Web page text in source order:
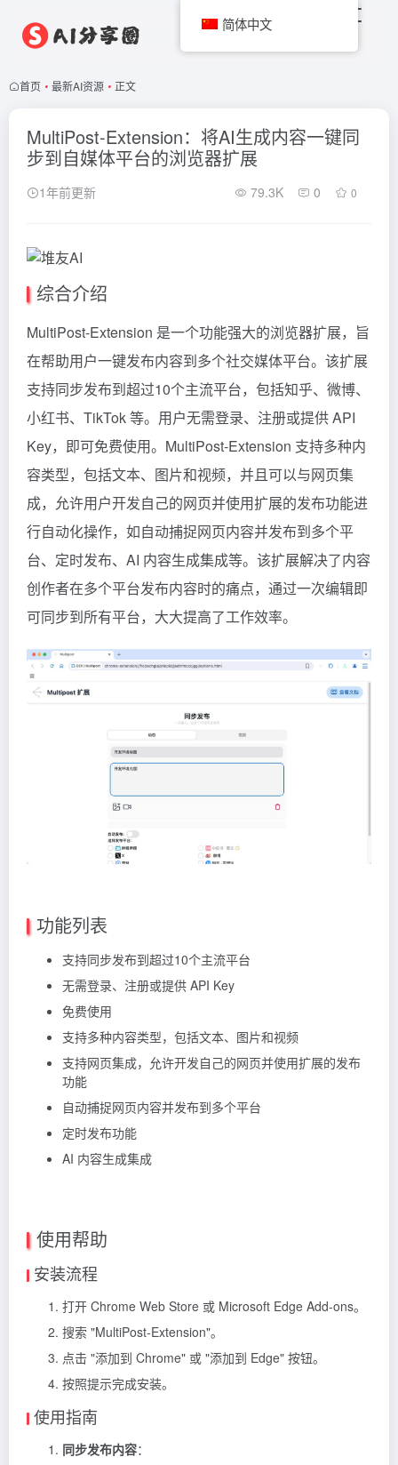
首页 • 最新AI资源 • 正文
MultiPost-Extension：将AI生成内容一键同
步到自媒体平台的浏览器扩展
1年前更新 79.3K 0 0
综合介绍
MultiPost-Extension 是一个功能强大的浏览器扩展，旨
在帮助用户一键发布内容到多个社交媒体平台。该扩展
支持同步发布到超过10个主流平台，包括知乎、微博、
小红书、TikTok 等。用户无需登录、注册或提供 API
Key，即可免费使用。MultiPost-Extension 支持多种内
容类型，包括文本、图片和视频，并且可以与网页集
成，允许用户开发自己的网页并使用扩展的发布功能进
行自动化操作，如自动捕捉网页内容并发布到多个平
台、定时发布、AI 内容生成集成等。该扩展解决了内容
创作者在多个平台发布内容时的痛点，通过一次编辑即
可同步到所有平台，大大提高了工作效率。
功能列表
支持同步发布到超过10个主流平台
无需登录、注册或提供 API Key
免费使用
支持多种内容类型，包括文本、图片和视频
支持网页集成，允许开发自己的网页并使用扩展的发布
功能
自动捕捉网页内容并发布到多个平台
定时发布功能
AI 内容生成集成
使用帮助
安装流程
打开 Chrome Web Store 或 Microsoft Edge Add-ons。
搜索 "MultiPost-Extension"。
点击 "添加到 Chrome" 或 "添加到 Edge" 按钮。
按照提示完成安装。
使用指南
同步发布内容：
简体中文